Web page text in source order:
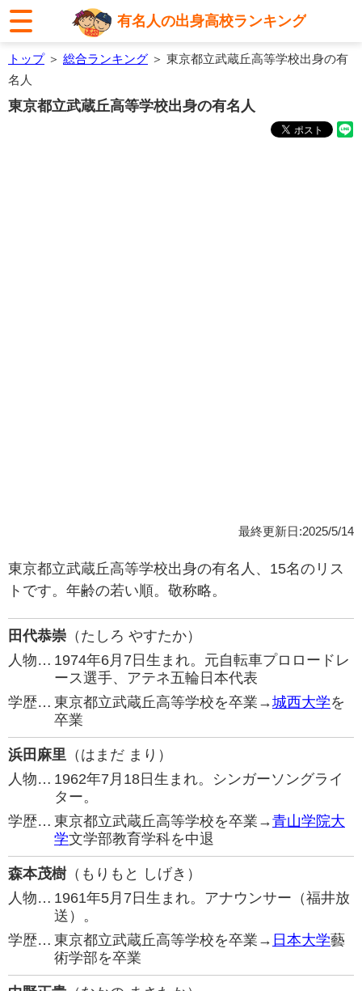
有名人の出身高校ランキング
トップ＞ 総合ランキング ＞ 東京都立武蔵丘高等学校出身の有
名人
東京都立武蔵丘高等学校出身の有名人
最終更新日:2025/5/14
東京都立武蔵丘高等学校出身の有名人、15名のリス
トです。年齢の若い順。敬称略。
田代恭崇 （たしろ やすたか）
人物… 1974年6月7日生まれ。元自転車プロロードレ
ース選手、アテネ五輪日本代表
学歴… 東京都立武蔵丘高等学校を卒業→城西大学を
卒業
浜田麻里 （はまだ まり）
人物… 1962年7月18日生まれ。シンガーソングライ
ター。
学歴… 東京都立武蔵丘高等学校を卒業→青山学院大
学文学部教育学科を中退
森本茂樹（もりもと しげき）
人物… 1961年5月7日生まれ。アナウンサー（福井放
送）。
学歴… 東京都立武蔵丘高等学校を卒業→ 日本大学藝
術学部を卒業